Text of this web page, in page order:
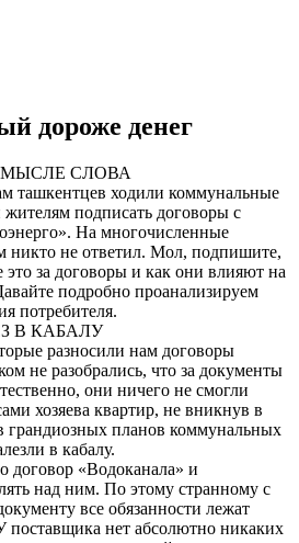
дороже денег
СЛОВА
ташкентцев ходили коммунальные
подписать договоры с
На многочисленные
никто не ответил. Мол, подпишите,
за договоры и как они влияют на
подробно проанализируем
потребителя.
В КАБАЛУ
разносили нам договоры
не разобрались, что за документы
они ничего не смогли
хозяева квартир, не вникнув в
грандиозных планов коммунальных
в кабалу.
договор «Водоканала» и
над ним. По этому странному с
все обязанности лежат
поставщика нет абсолютно никаких